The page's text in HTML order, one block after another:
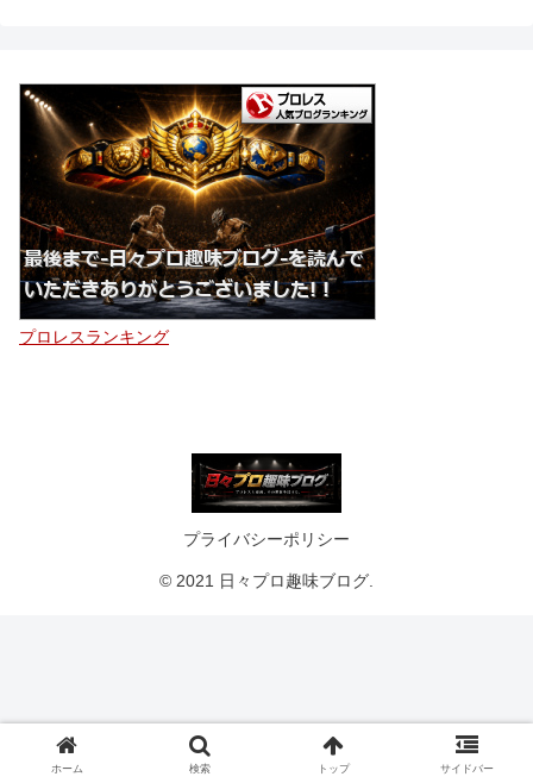
プロレスランキング
プライバシーポリシー
© 2021 日々プロ趣味ブログ.
ホーム 検索 トップ サイドバー